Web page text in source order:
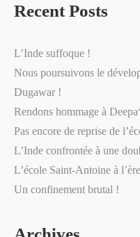
Recent Posts
L’Inde suffoque !
Nous poursuivons le
Dugawar !
Rendons hommage à
Pas encore de reprise de
L’Inde confrontée à une
L’école Saint-Antoine à
Un confinement brutal !